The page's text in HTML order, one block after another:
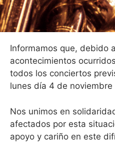
Informamos que, debido
acontecimientos
todos los conciertos
lunes día 4 de
Nos unimos en
afectados por esta
apoyo y cariño en este